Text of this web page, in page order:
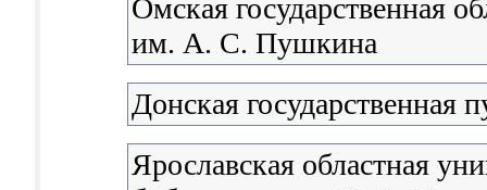
Омская государственная
им. А. С. Пушкина
Донская государственная
Ярославская областная